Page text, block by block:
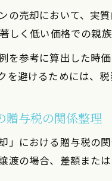
の売却において、実
しく低い価格での親
を参考に算出した時
を避けるためには、
贈与税の関係整理
」における贈与税の
渡の場合、差額また